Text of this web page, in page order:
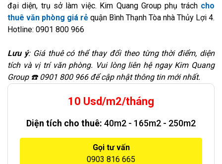
đại diện, trụ sở làm việc. Kim Quang Group phụ trách cho
thuê văn phòng giá rẻ quận Bình Thạnh Tòa nhà Thủy Lợi 4.
Hotline: 0901 800 966
Lưu ý: Giá thuê có thể thay đổi theo từng thời điểm, diện
tích và vị trí văn phòng. Vui lòng liên hệ ngay Kim Quang
Group ☎️ 0901 800 966 để cập nhật thông tin mới nhất.
10 Usd/m2/tháng
Diện tích cho thuê: 40m2 - 165m2 - 250m2
Gọi tư vấn
0903 816 665